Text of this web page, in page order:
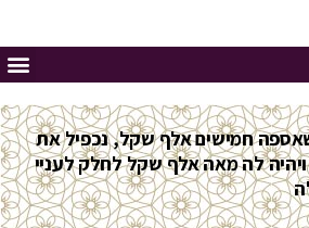
חמישים אלף שקל, נכפיל את
לה מאה אלף שקל לחלק לעניי